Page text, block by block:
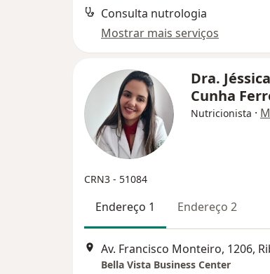
Consulta nutrologia
Mostrar mais serviços
Dra.
Cunha
Nutricionista ·
CRN3 - 51084
Endereço 1 Endereço 2
Bella Vista Business Center